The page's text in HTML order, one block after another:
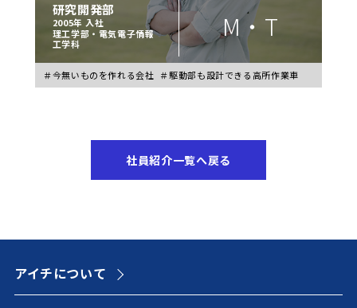
研究開発部
2005年 入社
理工学部・電気電子情報
工学科
M・T
＃今無いものを作れる会社 ＃駆動部も設計できる高所作業車
社員紹介一覧へ戻る
アイチについて